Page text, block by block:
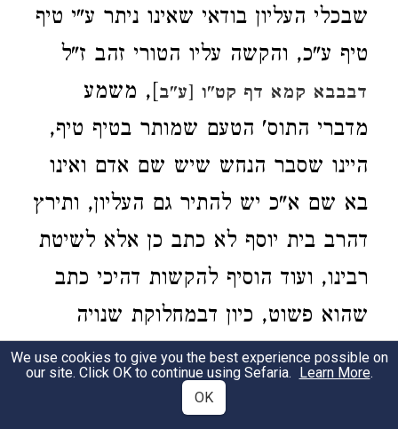
שבכלי העליון בודאי שאינו ניתר ע"י טיף
טיף ע"כ, והקשה עליו הטורי זהב ז"ל
דבבבא קמא דף קט"ו [ע"ב], משמע
מדברי התוס' הטעם שמותר בטיף טיף,
היינו שסבר הנחש שיש שם אדם ואינו
בא שם א"כ יש להתיר גם העליון, ותירץ
דהרב בית יוסף לא כתב כן אלא לשיטת
רבינו, ועוד הוסיף להקשות דהיכי כתב
שהוא פשוט, כיון דבמחלוקת שנויה
עיי"ש, ואיני רואה שום קושיא על הרב
בית יוסף, שהרי דברי התוס'
We use cookies to give you the best experience possible on
our site. Click OK to continue using Sefaria. Learn More.
OK